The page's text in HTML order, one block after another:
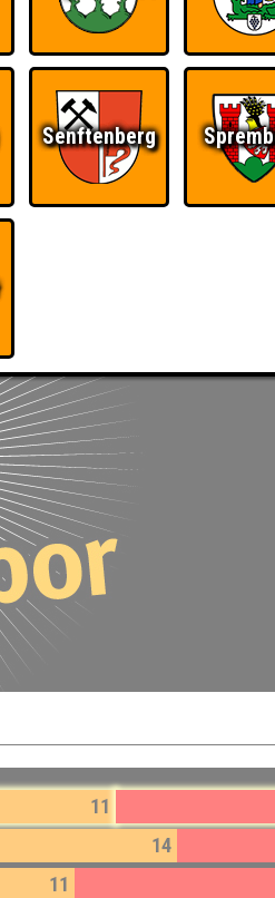
BUCHEN FAQ ÜBER UNS
11
14
11
Senftenberg